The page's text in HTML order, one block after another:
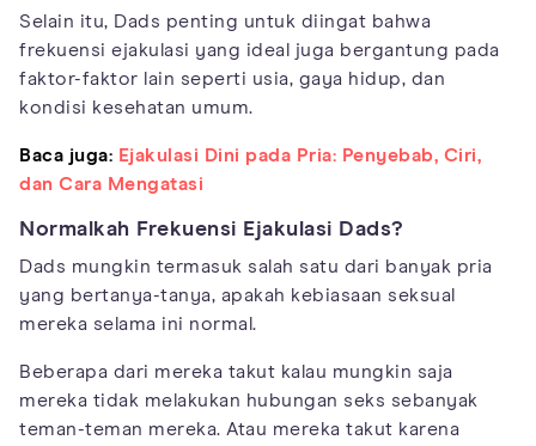
Selain itu, Dads penting untuk diingat bahwa
frekuensi ejakulasi yang ideal juga bergantung pada
faktor-faktor lain seperti usia, gaya hidup, dan
kondisi kesehatan umum.
Baca juga: Ejakulasi Dini pada Pria: Penyebab, Ciri,
dan Cara Mengatasi
Normalkah Frekuensi Ejakulasi Dads?
Dads mungkin termasuk salah satu dari banyak pria
yang bertanya-tanya, apakah kebiasaan seksual
mereka selama ini normal.
Beberapa dari mereka takut kalau mungkin saja
mereka tidak melakukan hubungan seks sebanyak
teman-teman mereka. Atau mereka takut karena